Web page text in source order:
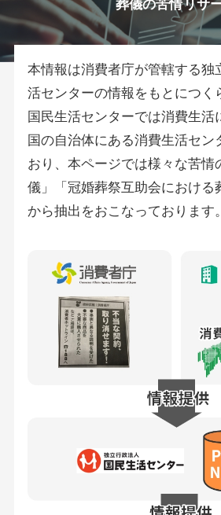
葬儀の苦情リサ
本情報は消費者庁が管轄する独
活センターの情報をもとにつく
国民生活センターでは消費生活
国の自治体にある消費生活セン
おり、本ページでは様々な苦情
儀」「冠婚葬祭互助会における
から抽出をおこなっております。